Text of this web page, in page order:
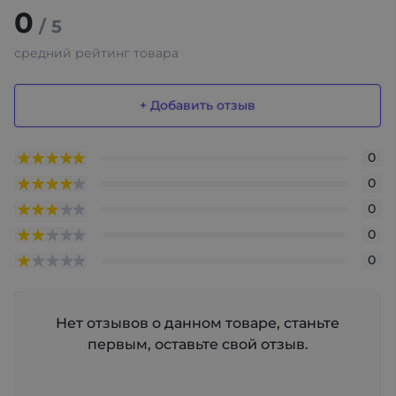
0 / 5
средний рейтинг товара
+ Добавить отзыв
0
0
0
0
0
Нет отзывов о данном товаре, станьте
первым, оставьте свой отзыв.